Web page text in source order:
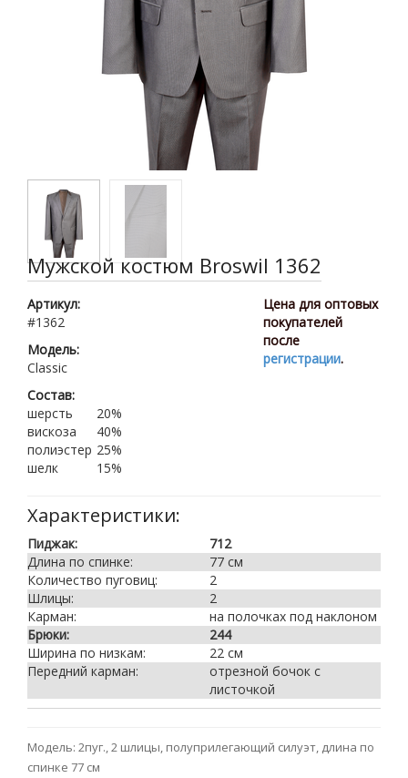
Мужской костюм Broswil 1362
Артикул:
#1362
Модель:
Classic
Состав:
шерсть
20%
вискоза
40%
полиэстер 25%
шелк
15%
Цена для оптовых
покупателей
после
регистрации.
Характеристики:
Пиджак:
712
Длина по спинке:
77 см
Количество пуговиц:
2
Шлицы:
2
Карман:
на полочках под наклоном
Брюки:
244
Ширина по низкам:
22 см
Передний карман:
отрезной бочок с
листочкой
Модель: 2пуг., 2 шлицы, полуприлегающий силуэт, длина по
спинке 77 см